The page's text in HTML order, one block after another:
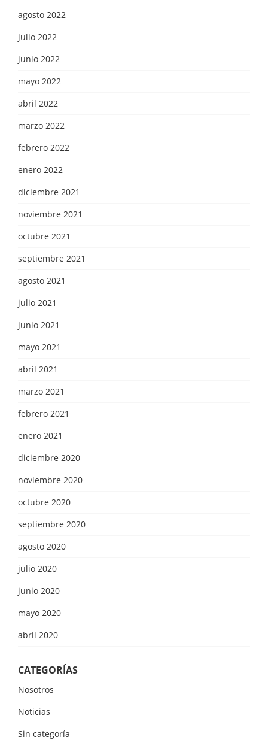
agosto 2022
julio 2022
junio 2022
mayo 2022
abril 2022
marzo 2022
febrero 2022
enero 2022
diciembre 2021
noviembre 2021
octubre 2021
septiembre 2021
agosto 2021
julio 2021
junio 2021
mayo 2021
abril 2021
marzo 2021
febrero 2021
enero 2021
diciembre 2020
noviembre 2020
octubre 2020
septiembre 2020
agosto 2020
julio 2020
junio 2020
mayo 2020
abril 2020
CATEGORÍAS
Nosotros
Noticias
Sin categoría